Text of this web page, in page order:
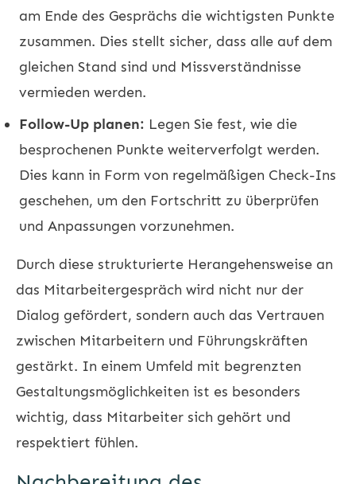
am Ende des Gesprächs die wichtigsten Punkte
zusammen. Dies stellt sicher, dass alle auf dem
gleichen Stand sind und Missverständnisse
vermieden werden.
Follow-Up planen: Legen Sie fest, wie die
besprochenen Punkte weiterverfolgt werden.
Dies kann in Form von regelmäßigen Check-Ins
geschehen, um den Fortschritt zu überprüfen
und Anpassungen vorzunehmen.
Durch diese strukturierte Herangehensweise an
das Mitarbeitergespräch wird nicht nur der
Dialog gefördert, sondern auch das Vertrauen
zwischen Mitarbeitern und Führungskräften
gestärkt. In einem Umfeld mit begrenzten
Gestaltungsmöglichkeiten ist es besonders
wichtig, dass Mitarbeiter sich gehört und
respektiert fühlen.